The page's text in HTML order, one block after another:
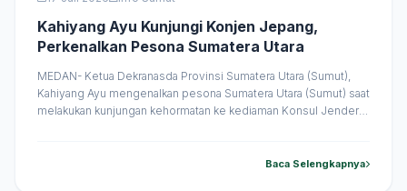
Kahiyang Ayu Kunjungi Konjen Jepang,
Perkenalkan Pesona Sumatera Utara
MEDAN- Ketua Dekranasda Provinsi Sumatera Utara (Sumut),
Kahiyang Ayu mengenalkan pesona Sumatera Utara (Sumut) saat
melakukan kunjungan kehormatan ke kediaman Konsul Jenderal
keakraban tersebut, Kahiyang Ayu memperkenalkan berbagai
Baca Selengkapnya